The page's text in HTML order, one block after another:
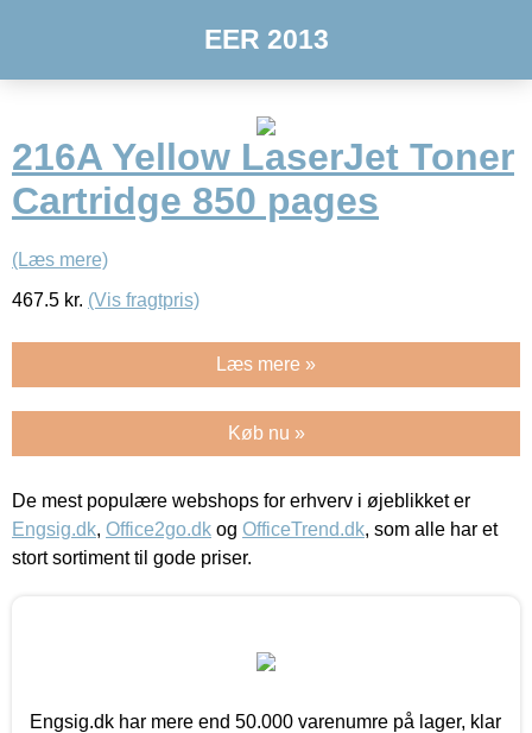
EER 2013
216A Yellow LaserJet Toner
Cartridge 850 pages
(Læs mere)
467.5 kr. (Vis fragtpris)
Læs mere »
Køb nu »
De mest populære webshops for erhverv i øjeblikket er
Engsig.dk, Office2go.dk og OfficeTrend.dk, som alle har et
stort sortiment til gode priser.
Engsig.dk har mere end 50.000 varenumre på lager, klar